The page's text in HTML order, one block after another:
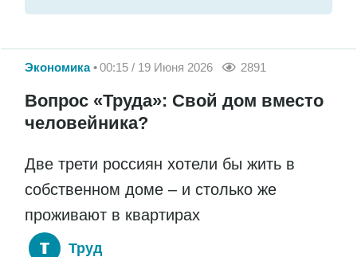
Экономика 00:15 / 19 Июня 2026 2891
Вопрос «Труда»: Свой дом вместо
человейника?
Две трети россиян хотели бы жить в
собственном доме – и столько же
проживают в квартирах
Труд